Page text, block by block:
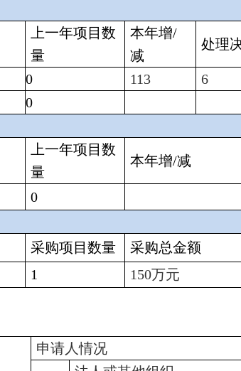
上一年项目数
量
本年增/
减
处理
0 113
6
0
上一年项目数
量
本年增/减
0
采购项目数量
采购总金额
1 150万元
申请人情况